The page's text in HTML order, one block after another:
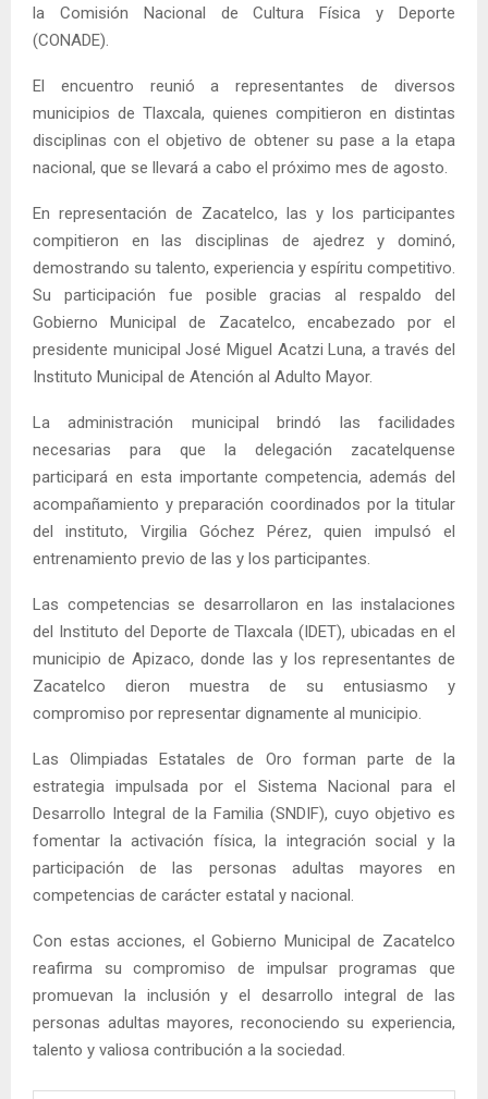
la Comisión Nacional de Cultura Física y Deporte
(CONADE).
El encuentro reunió a representantes de diversos
municipios de Tlaxcala, quienes compitieron en distintas
disciplinas con el objetivo de obtener su pase a la etapa
nacional, que se llevará a cabo el próximo mes de agosto.
En representación de Zacatelco, las y los participantes
compitieron en las disciplinas de ajedrez y dominó,
demostrando su talento, experiencia y espíritu competitivo.
Su participación fue posible gracias al respaldo del
Gobierno Municipal de Zacatelco, encabezado por el
presidente municipal José Miguel Acatzi Luna, a través del
Instituto Municipal de Atención al Adulto Mayor.
La administración municipal brindó las facilidades
necesarias para que la delegación zacatelquense
participará en esta importante competencia, además del
acompañamiento y preparación coordinados por la titular
del instituto, Virgilia Góchez Pérez, quien impulsó el
entrenamiento previo de las y los participantes.
Las competencias se desarrollaron en las instalaciones
del Instituto del Deporte de Tlaxcala (IDET), ubicadas en el
municipio de Apizaco, donde las y los representantes de
Zacatelco dieron muestra de su entusiasmo y
compromiso por representar dignamente al municipio.
Las Olimpiadas Estatales de Oro forman parte de la
estrategia impulsada por el Sistema Nacional para el
Desarrollo Integral de la Familia (SNDIF), cuyo objetivo es
fomentar la activación física, la integración social y la
participación de las personas adultas mayores en
competencias de carácter estatal y nacional.
Con estas acciones, el Gobierno Municipal de Zacatelco
reafirma su compromiso de impulsar programas que
promuevan la inclusión y el desarrollo integral de las
personas adultas mayores, reconociendo su experiencia,
talento y valiosa contribución a la sociedad.